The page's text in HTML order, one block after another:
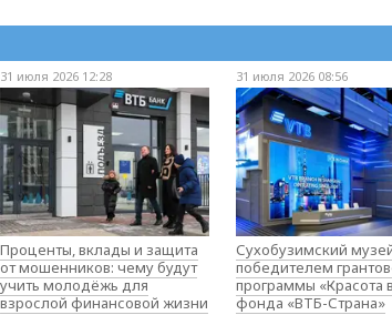
31 июля 2026 12:28
Проценты, вклады и защита
от мошенников: чему будут
учить молодёжь для
взрослой финансовой жизни
31 июля 2026 08:56
Сухобузимский
победителем
программы «Красота
фонда «ВТБ-Страна»